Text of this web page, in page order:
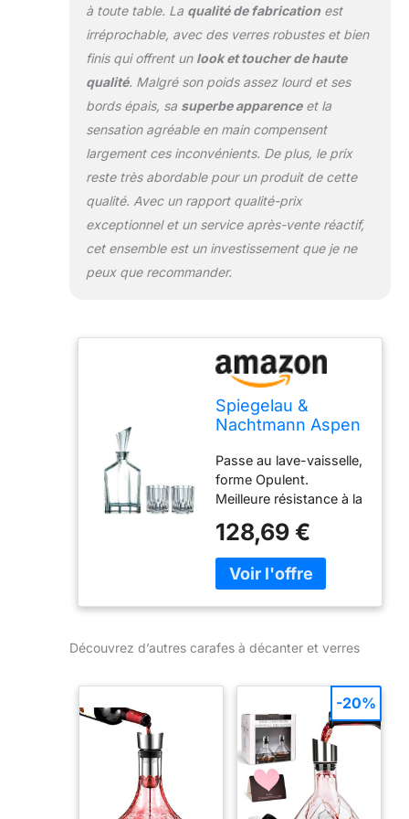
à toute table. La qualité de fabricationest
irréprochable, avec des verres robustes et bien
finis qui offrent un look et toucher de haute
qualité. Malgré son poids assez lourd et ses
bords épais, sa superbe apparenceet la
sensation agréable en main compensent
largement ces inconvénients. De plus, le prix
reste très abordable pour un produit de cette
qualité. Avec un rapport qualité-prix
exceptionnel et un service après-vente réactif,
cet ensemble est un investissement que je ne
peux que recommander.
Spiegelau &
Nachtmann Aspen
Whisky Ensemble
3 pièces Carafe à
décanter et Verres
Passe au lave-vaisselle,
forme Opulent.
Meilleure résistance à la
transparents Gestion
environnementale
certifié
128,69 €
Découvrez d’autres carafes à décanter et verres
-20%